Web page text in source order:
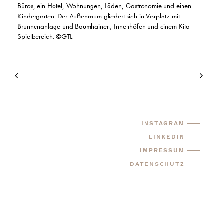
Büros, ein Hotel, Wohnungen, Läden, Gastronomie und einen
Kindergarten. Der Außenraum gliedert sich in Vorplatz mit
Brunnenanlage und Baumhainen, Innenhöfen und einem Kita-
Spielbereich. ©GTL
INSTAGRAM
LINKEDIN
IMPRESSUM
DATENSCHUTZ